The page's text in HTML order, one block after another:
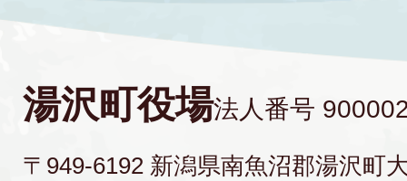
湯沢町役場法人番号
〒949-6192 新潟県南魚沼郡湯沢町